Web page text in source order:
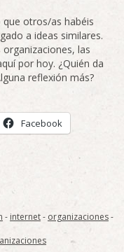
que otros/as habéis
a ideas similares.
las
por hoy. ¿Quién da
reflexión más?
Facebook
- internet- organizaciones-